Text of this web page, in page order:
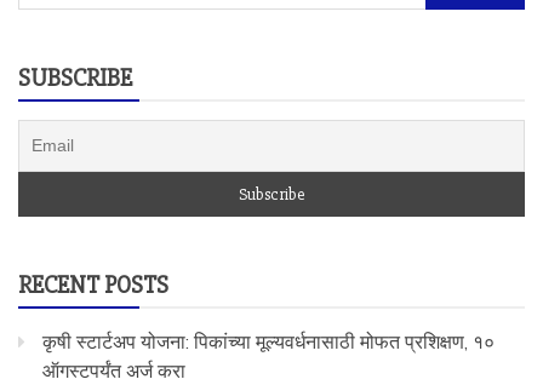
for:
SUBSCRIBE
RECENT POSTS
कृषी स्टार्टअप योजना: पिकांच्या मूल्यवर्धनासाठी मोफत प्रशिक्षण, १०
ऑगस्टपर्यंत अर्ज करा